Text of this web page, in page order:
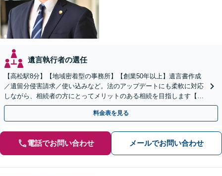
遺言執行者の選任
【高松駅8分】【地域密着型の事務所】【創業50年以上】遺言書作成
／遺留分侵害請求／使い込みなど。法のアップデートにも柔軟に対応
しながら、相続者の方にとってメリットのある相続を目指します【休
日／夜間面談OK（要予約）】
料金表を見る
電話でお問い合わせ メールでお問い合わせ